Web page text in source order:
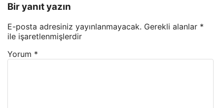
Bir yanıt yazın
E-posta adresiniz yayınlanmayacak. Gerekli alanlar *
ile işaretlenmişlerdir
Yorum *